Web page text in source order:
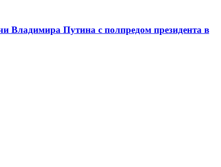
Владимира Путина с полпредом президента в